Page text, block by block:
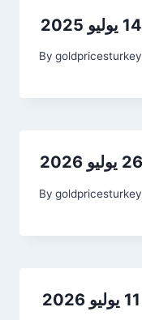
By goldpricesturkey
By goldpricesturkey